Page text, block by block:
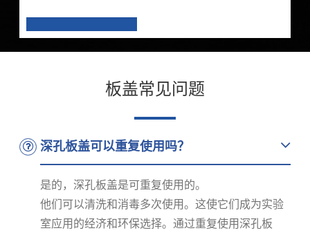
板盖常见问题
深孔板盖可以重复使用吗？
是的，深孔板盖是可重复使用的。
他们可以清洗和消毒多次使用。这使它们成为实验
室应用的经济和环保选择。通过重复使用深孔板